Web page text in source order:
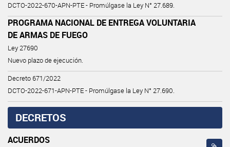
DCTO-2022-670-APN-PTE - Promúlgase la Ley N° 27.689.
PROGRAMA NACIONAL DE ENTREGA VOLUNTARIA
DE ARMAS DE FUEGO
Ley 27690
Nuevo plazo de ejecución.
Decreto 671/2022
DCTO-2022-671-APN-PTE - Promúlgase la Ley N° 27.690.
DECRETOS
ACUERDOS